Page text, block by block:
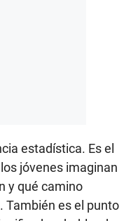
estadística. Es el
jóvenes imaginan
y qué camino
También es el punto